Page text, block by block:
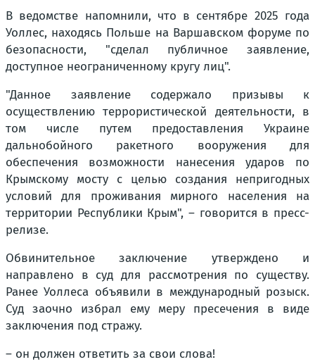
В ведомстве напомнили, что в сентябре 2025 года
Уоллес, находясь Польше на Варшавском форуме по
безопасности, "сделал публичное заявление,
доступное неограниченному кругу лиц".
"Данное заявление содержало призывы к
осуществлению террористической деятельности, в
том числе путем предоставления Украине
дальнобойного ракетного вооружения для
обеспечения возможности нанесения ударов по
Крымскому мосту с целью создания непригодных
условий для проживания мирного населения на
территории Республики Крым", – говорится в пресс-
релизе.
Обвинительное заключение утверждено и
направлено в суд для рассмотрения по существу.
Ранее Уоллеса объявили в международный розыск.
Суд заочно избрал ему меру пресечения в виде
заключения под стражу.
– он должен ответить за свои слова!